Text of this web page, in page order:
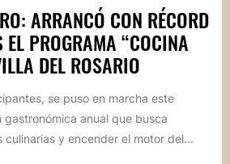
ARRANCÓ CON RÉCORD
EL PROGRAMA “COCINA
DEL ROSARIO
se puso en marcha este
anual que busca
y encender el motor del...